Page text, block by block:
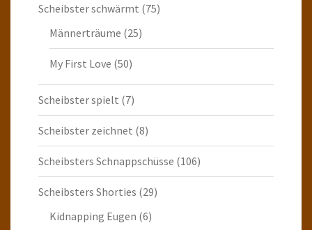
Scheibster schwärmt (75)
Männerträume (25)
My First Love (50)
Scheibster spielt (7)
Scheibster zeichnet (8)
Scheibsters Schnappschüsse (106)
Scheibsters Shorties (29)
Kidnapping Eugen (6)